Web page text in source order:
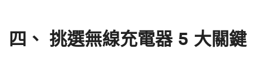
四、 挑選無線充電器 5 大關鍵